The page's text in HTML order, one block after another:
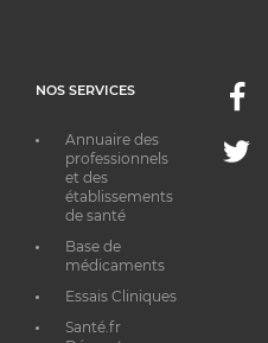
NOS SERVICES
Annuaire des
professionnels
et des
établissements
de santé
Base de
médicaments
Essais Cliniques
Santé.fr